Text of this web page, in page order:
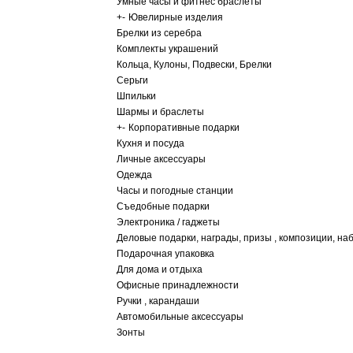
+- Ювелирные изделия
Брелки из серебра
Комплекты украшений
Кольца, Кулоны, Подвески, Брелки
Серьги
Шпильки
Шармы и браслеты
+- Корпоративные подарки
Кухня и посуда
Личные аксессуары
Одежда
Часы и погодные станции
Съедобные подарки
Электроника / гаджеты
Деловые подарки, награды, призы , композиции,
Подарочная упаковка
Для дома и отдыха
Офисные принадлежности
Ручки , карандаши
Автомобильные аксессуары
Зонты